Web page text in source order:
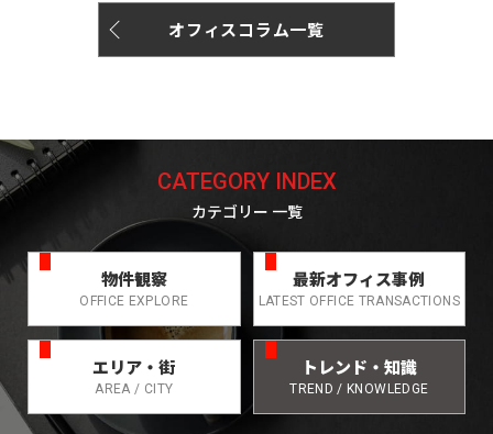
オフィスコラム一覧
CATEGORY INDEX
カテゴリー 一覧
物件観察
OFFICE EXPLORE
最新オフィス事例
LATEST OFFICE TRANSACTIONS
エリア・街
AREA / CITY
トレンド・知識
TREND / KNOWLEDGE